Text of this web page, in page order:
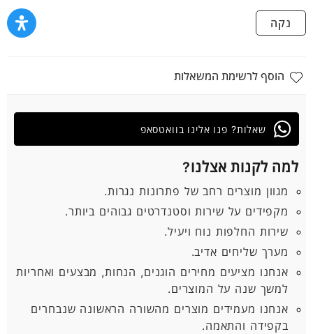
נקה
הוסף לרשימת המשאלות
למה לקנות אצלנו?
מגוון מוצרים רחב של פתרונות נגרות.
מקפידים על שירות וסטנדרטים גבוהים ביותר.
שירות החלפות נוח ויעיל.
מערך שליחים אדיב.
אנחנו מציעים מחירים הוגנים, הנחות, מבצעים ואחריות
למשך שנה על המוצרים.
אנחנו מעמידים מוצרים מהשורה הראשונה שנבחרים
בקפידה והתאמה.
שאלות? פנו אלינו בוואטסאפ